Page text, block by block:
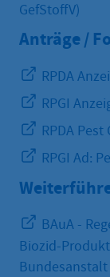
GefStoffV)
Anträge /
RPDA
RPGI
RPDA
RPGI Ad:
BAuA -
Biozid-